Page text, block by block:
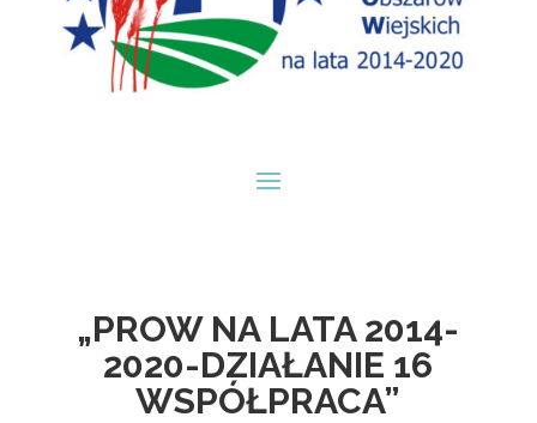
„PROW NA LATA 2014-
2020-DZIAŁANIE 16
WSPÓŁPRACA”